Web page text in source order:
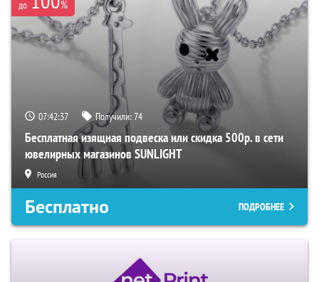
до %
07:42:36 Получили:74
Бесплатная изящная подвеска или скидка 500р. в сети
ювелирных магазинов SUNLIGHT
Россия
Бесплатно ПОДРОБНЕЕ